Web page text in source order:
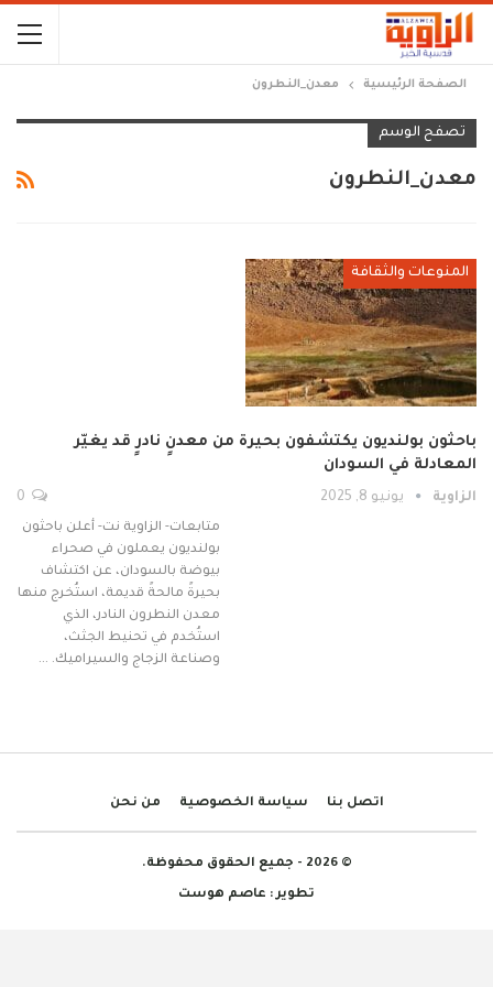
الصفحة الرئيسية معدن_النطرون
تصفح الوسم
معدن_النطرون
المنوعات والثقافة
باحثون بولنديون يكتشفون بحيرة من معدنٍ نادرٍ قد يغيّر
المعادلة في السودان
الزاوية يونيو 8, 2025
متابعات- الزاوية نت- أعلن باحثون
بولنديون يعملون في صحراء
بيوضة بالسودان، عن اكتشاف
بحيرةً مالحةً قديمة، استُخرج منها
معدن النطرون النادر، الذي
استُخدم في تحنيط الجثث،
وصناعة الزجاج والسيراميك. …
اتصل بنا سياسة الخصوصية من نحن
© 2026 - جميع الحقوق محفوظة.
تطوير : عاصم هوست